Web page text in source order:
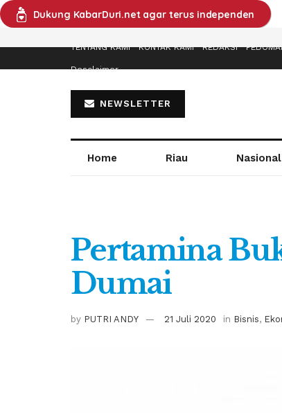
Dukung KabarDuri.net agar terus independen
TENTANG KAMI KONTAK KAMI REDAKSI
Desclaimer
NEWSLETTER
Home Riau Nasional
Pertamina
Dumai
by PUTRI ANDY 21 Juli 2020 in Bisnis,